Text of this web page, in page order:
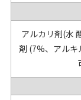
アルカリ剤(水
剤 (7%、アルキ